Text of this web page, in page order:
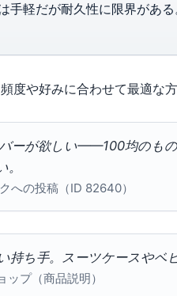
手軽だが耐久性に限界があ
度や好みに合わせて最適な
ーが欲しい——100均のも
への投稿（ID 82640）
持ち手。スーツケースやベ
プ（商品説明）